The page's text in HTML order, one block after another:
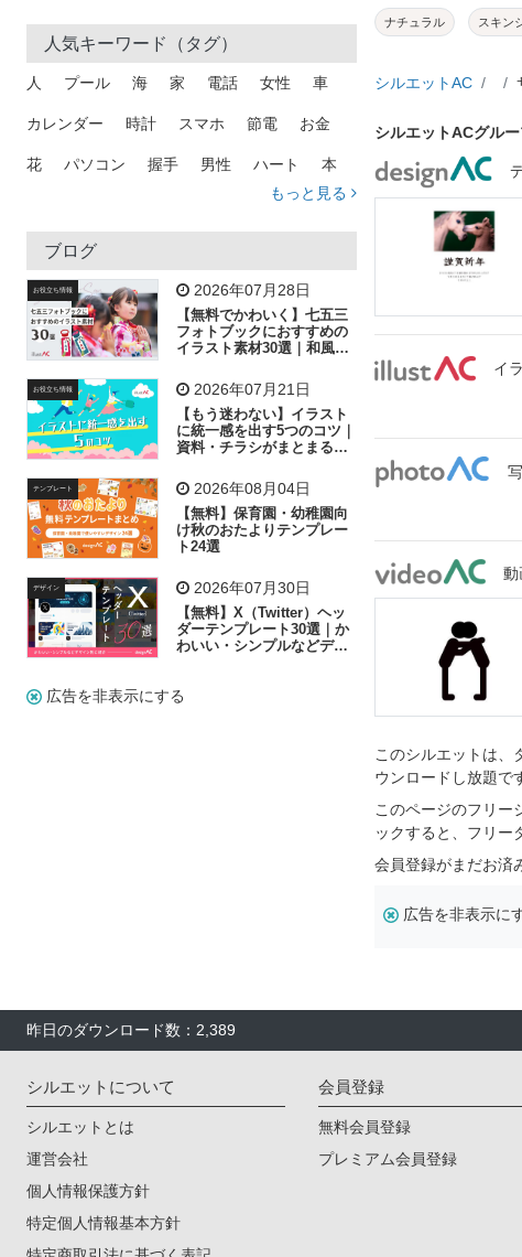
人気キーワード（タグ）
人 プール 海 家 電話 女性 車
カレンダー 時計 スマホ 節電 お金
花 パソコン 握手 男性 ハート 本
トラック 木
吹き出し
飛行機 グラフ ビル 魚 家族 書類
歩く 工場 会社 太陽 キラキラ
子供 作業員 相談 ピクトグラム
もっと見る
ブログ
お役立ち情報 2026年07月28日
【無料でかわいく】七五三
フォトブックにおすすめの
イラスト素材30選｜和風の
お役立ち情報 2026年07月21日
【もう迷わない】イラスト
に統一感を出す5つのコツ｜
資料・チラシがまとまるフ
テンプレート 2026年08月04日
【無料】保育園・幼稚園向
け秋のおたよりテンプレー
ト24選
デザイン 2026年07月30日
【無料】X（Twitter）ヘッ
ダーテンプレート30選｜か
わいい・シンプルなどデザ
広告を非表示にする
ナチュラル スキン
シルエットAC
シルエットACグル
イ
動
このシルエットは、
ウンロードし放題で
このページのフリー
ックすると、フリー
会員登録がまだお済
広告を非表示に
昨日のダウンロード数：2,389
シルエットについて
シルエットとは
運営会社
個人情報保護方針
特定個人情報基本方針
会員登録
無料会員登録
プレミアム会員登録